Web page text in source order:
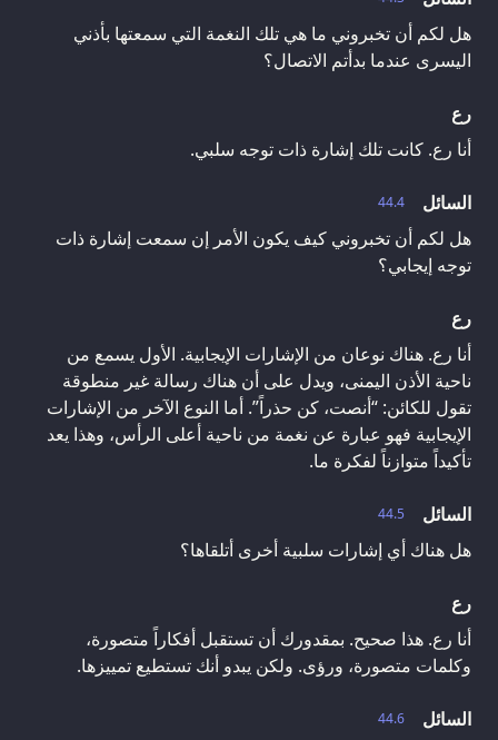
هل لكم أن تخبروني ما هي تلك النغمة التي سمعتها بأذني
اليسرى عندما بدأتم الاتصال؟
رع
أنا رع. كانت تلك إشارة ذات توجه سلبي.
44.4
السائل
هل لكم أن تخبروني كيف يكون الأمر إن سمعت إشارة ذات
توجه إيجابي؟
رع
أنا رع. هناك نوعان من الإشارات الإيجابية. الأول يسمع من
ناحية الأذن اليمنى، ويدل على أن هناك رسالة غير منطوقة
تقول للكائن: “أنصت، كن حذراً”. أما النوع الآخر من الإشارات
الإيجابية فهو عبارة عن نغمة من ناحية أعلى الرأس، وهذا يعد
تأكيداً متوازناً لفكرة ما.
44.5
السائل
هل هناك أي إشارات سلبية أخرى أتلقاها؟
رع
أنا رع. هذا صحيح. بمقدورك أن تستقبل أفكاراً متصورة،
وكلمات متصورة، ورؤى. ولكن يبدو أنك تستطيع تمييزها.
44.6
السائل